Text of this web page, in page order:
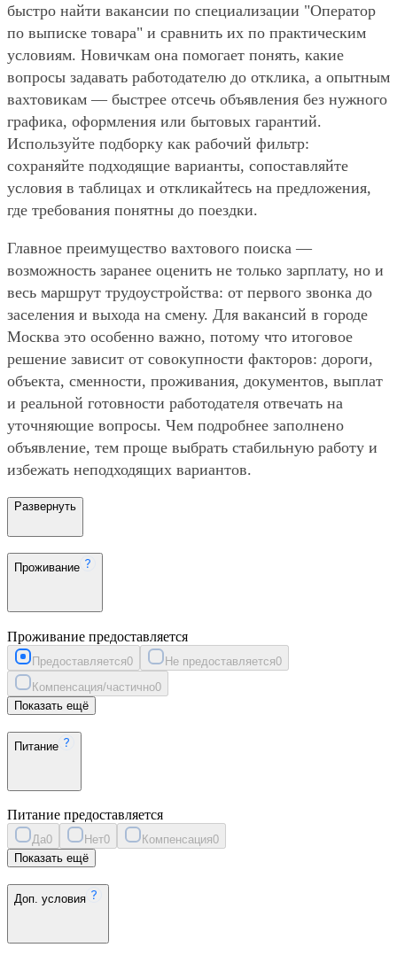
быстро найти вакансии по специализации "Оператор
по выписке товара" и сравнить их по практическим
условиям. Новичкам она помогает понять, какие
вопросы задавать работодателю до отклика, а опытным
вахтовикам — быстрее отсечь объявления без нужного
графика, оформления или бытовых гарантий.
Используйте подборку как рабочий фильтр:
сохраняйте подходящие варианты, сопоставляйте
условия в таблицах и откликайтесь на предложения,
где требования понятны до поездки.
Главное преимущество вахтового поиска —
возможность заранее оценить не только зарплату, но и
весь маршрут трудоустройства: от первого звонка до
заселения и выхода на смену. Для вакансий в городе
Москва это особенно важно, потому что итоговое
решение зависит от совокупности факторов: дороги,
объекта, сменности, проживания, документов, выплат
и реальной готовности работодателя отвечать на
уточняющие вопросы. Чем подробнее заполнено
объявление, тем проще выбрать стабильную работу и
избежать неподходящих вариантов.
Развернуть
Проживание
Проживание предоставляется
Предоставляется0 Не предоставляется0
Компенсация/частично0
Показать ещё
Питание
Питание предоставляется
Да0 Нет0 Компенсация0
Показать ещё
Доп. условия